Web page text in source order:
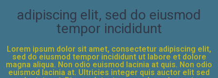
adipiscing elit, sed do eiusmod
tempor incididunt
Lorem ipsum dolor sit amet, consectetur adipiscing elit,
sed do eiusmod tempor incididunt ut labore et dolore
magna aliqua. Non odio euismod lacinia at quis. Non odio
euismod lacinia at. Ultricies integer quis auctor elit sed